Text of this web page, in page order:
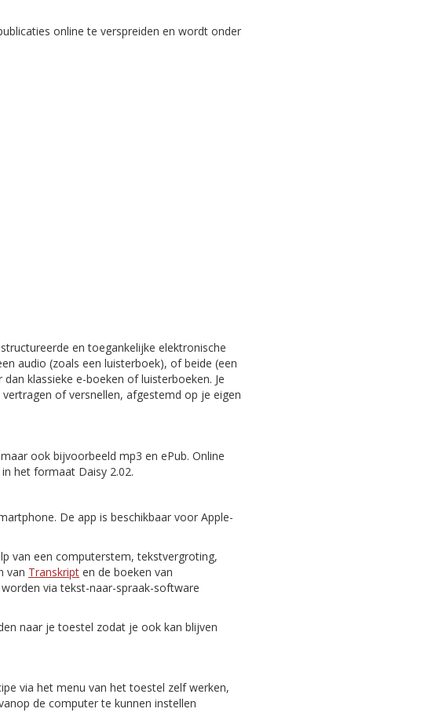
online te verspreiden en wordt onder
en toegankelijke elektronische
audio (zoals een luisterboek), of beide (een
klassieke e-boeken of luisterboeken. Je
of versnellen, afgestemd op je eigen
ook bijvoorbeeld mp3 en ePub. Online
het formaat Daisy 2.02.
De app is beschikbaar voor Apple-
van een computerstem, tekstvergroting,
van Transkript en de boeken van
worden via tekst-naar-spraak-software
naar je toestel zodat je ook kan blijven
via het menu van het toestel zelf werken,
de computer te kunnen instellen